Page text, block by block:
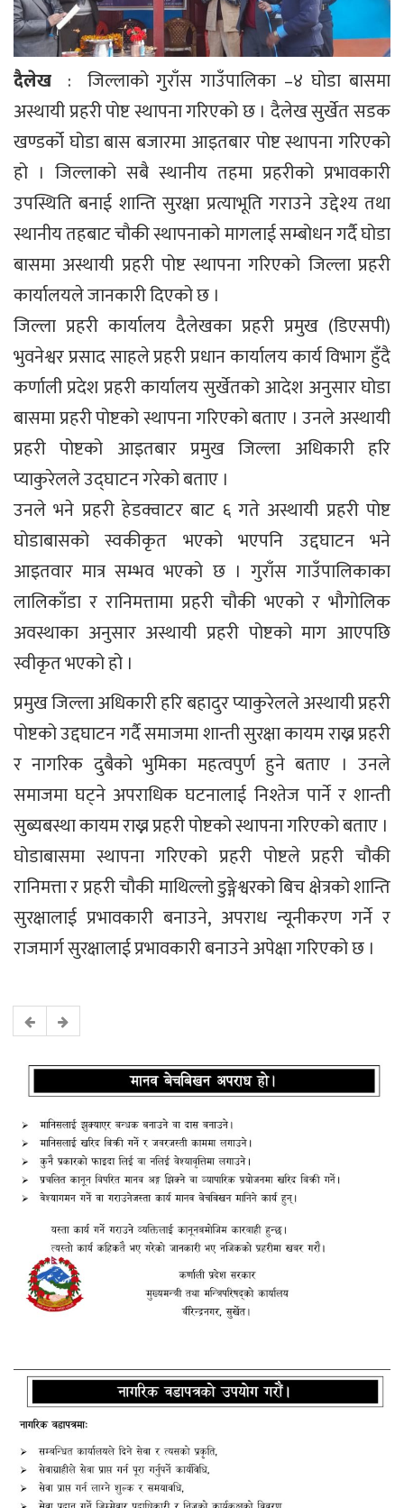
दैलेख : जिल्लाको गुराँस गाउँपालिका –४ घोडा बासमा
अस्थायी प्रहरी पोष्ट स्थापना गरिएको छ । दैलेख सुर्खेत सडक
खण्डर्को घोडा बास बजारमा आइतबार पोष्ट स्थापना गरिएको
हो । जिल्लाको सबै स्थानीय तहमा प्रहरीको प्रभावकारी
उपस्थिति बनाई शान्ति सुरक्षा प्रत्याभूति गराउने उद्देश्य तथा
स्थानीय तहबाट चौकी स्थापनाको मागलाई सम्बोधन गर्दै घोडा
बासमा अस्थायी प्रहरी पोष्ट स्थापना गरिएको जिल्ला प्रहरी
कार्यालयले जानकारी दिएको छ ।
जिल्ला प्रहरी कार्यालय दैलेखका प्रहरी प्रमुख (डिएसपी)
भुवनेश्वर प्रसाद साहले प्रहरी प्रधान कार्यालय कार्य विभाग हुँदै
कर्णाली प्रदेश प्रहरी कार्यालय सुर्खेतको आदेश अनुसार घोडा
बासमा प्रहरी पोष्टको स्थापना गरिएको बताए । उनले अस्थायी
प्रहरी पोष्टको आइतबार प्रमुख जिल्ला अधिकारी हरि
प्याकुरेलले उद्घाटन गरेको बताए ।
उनले भने प्रहरी हेडक्वाटर बाट ६ गते अस्थायी प्रहरी पोष्ट
घोडाबासको स्वकीकृत भएको भएपनि उद्दघाटन भने
आइतवार मात्र सम्भव भएको छ । गुराँस गाउँपालिकाका
लालिकाँडा र रानिमत्तामा प्रहरी चौकी भएको र भौगोलिक
अवस्थाका अनुसार अस्थायी प्रहरी पोष्टको माग आएपछि
स्वीकृत भएको हो ।
प्रमुख जिल्ला अधिकारी हरि बहादुर प्याकुरेलले अस्थायी प्रहरी
पोष्टको उद्दघाटन गर्दै समाजमा शान्ती सुरक्षा कायम राख्न प्रहरी
र नागरिक दुबैको भुमिका महत्वपुर्ण हुने बताए । उनले
समाजमा घट्ने अपराधिक घटनालाई निश्तेज पार्ने र शान्ती
सुब्यबस्था कायम राख्न प्रहरी पोष्टको स्थापना गरिएको बताए ।
घोडाबासमा स्थापना गरिएको प्रहरी पोष्टले प्रहरी चौकी
रानिमत्ता र प्रहरी चौकी माथिल्लो डुङ्गेश्वरको बिच क्षेत्रको शान्ति
सुरक्षालाई प्रभावकारी बनाउने, अपराध न्यूनीकरण गर्ने र
राजमार्ग सुरक्षालाई प्रभावकारी बनाउने अपेक्षा गरिएको छ ।